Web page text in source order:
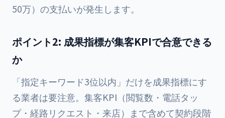
50万）の支払いが発生します。
ポイント2: 成果指標が集客KPIで合意できる
か
「指定キーワード3位以内」だけを成果指標にす
る業者は要注意。集客KPI（閲覧数・電話タッ
プ・経路リクエスト・来店）まで含めて契約段階